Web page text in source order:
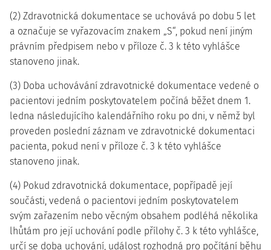
(2) Zdravotnická dokumentace se uchovává po dobu 5 let
a označuje se vyřazovacím znakem „S“, pokud není jiným
právním předpisem nebo v příloze č. 3 k této vyhlášce
stanoveno jinak.
(3) Doba uchovávání zdravotnické dokumentace vedené o
pacientovi jedním poskytovatelem počíná běžet dnem 1.
ledna následujícího kalendářního roku po dni, v němž byl
proveden poslední záznam ve zdravotnické dokumentaci
pacienta, pokud není v příloze č. 3 k této vyhlášce
stanoveno jinak.
(4) Pokud zdravotnická dokumentace, popřípadě její
součásti, vedená o pacientovi jedním poskytovatelem
svým zařazením nebo věcným obsahem podléhá několika
lhůtám pro její uchování podle přílohy č. 3 k této vyhlášce,
určí se doba uchování, událost rozhodná pro počítání běhu